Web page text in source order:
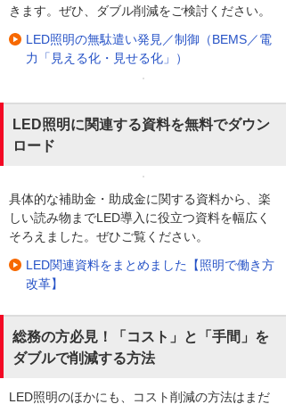
きます。ぜひ、ダブル削減をご検討ください。
LED照明の無駄遣い発見／制御（BEMS／電
力「見える化・見せる化」）
LED照明に関連する資料を無料でダウン
ロード
具体的な補助金・助成金に関する資料から、楽
しい読み物までLED導入に役立つ資料を幅広く
そろえました。ぜひご覧ください。
LED関連資料をまとめました【照明で働き方
改革】
総務の方必見！「コスト」と「手間」を
ダブルで削減する方法
LED照明のほかにも、コスト削減の方法はまだ